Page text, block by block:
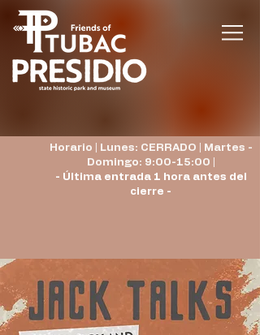
Horario | Lunes: CERRADO | Martes -
Domingo: 9:00-15:00 |
- Última entrada 1 hora antes del
cierre -